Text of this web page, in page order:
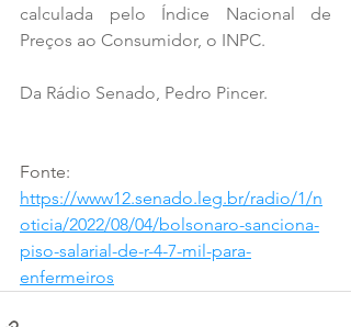
calculada pelo Índice Nacional de
Preços ao Consumidor, o INPC.
Da Rádio Senado, Pedro Pincer.
Fonte:
https://www12.senado.leg.br/radio/1/n
oticia/2022/08/04/bolsonaro-sanciona-
piso-salarial-de-r-4-7-mil-para-
enfermeiros